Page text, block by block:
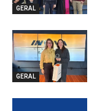
GERAL
GERAL